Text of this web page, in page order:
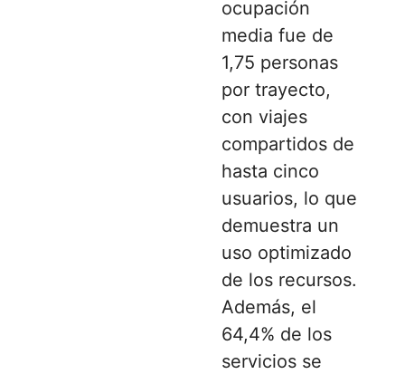
ocupación
media fue de
1,75 personas
por trayecto,
con viajes
compartidos de
hasta cinco
usuarios, lo que
demuestra un
uso optimizado
de los recursos.
Además, el
64,4% de los
servicios se